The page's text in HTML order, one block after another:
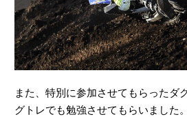
また、特別に参加させてもらったダ
グトレでも勉強させてもらいました